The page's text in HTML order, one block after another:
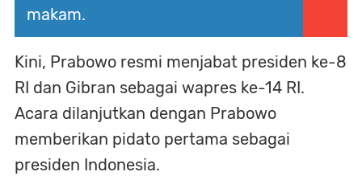
makam.
Kini, Prabowo resmi menjabat presiden ke-8
RI dan Gibran sebagai wapres ke-14 RI.
Acara dilanjutkan dengan Prabowo
memberikan pidato pertama sebagai
presiden Indonesia.